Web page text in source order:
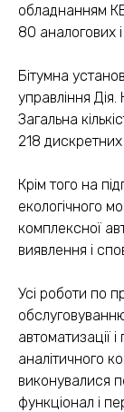
обладнанням
80 аналогових
Бітумна
управління
Загальна
218 дискретних
Крім того на
екологічного
комплексної
виявлення і
Усі роботи по
автоматизації
аналітичного
виконувалися
функціонал і